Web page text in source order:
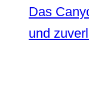
Das
und